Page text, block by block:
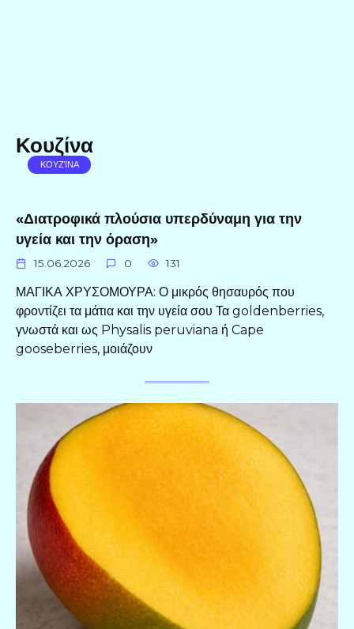
Κουζίνα
ΚΟΥΖΊΝΑ
«Διατροφικά πλούσια υπερδύναμη για την
υγεία και την όραση»
15.06.2026 0 131
ΜΑΓΙΚΑ ΧΡΥΣΟΜΟΥΡΑ: Ο μικρός θησαυρός που
φροντίζει τα μάτια και την υγεία σου Τα goldenberries,
γνωστά και ως Physalis peruviana ή Cape
gooseberries, μοιάζουν